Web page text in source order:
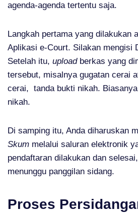
agenda-agenda tertentu saja.
Langkah pertama yang dilakukan
Aplikasi e-Court. Silakan mengisi
Setelah itu, uploadberkas yang
tersebut, misalnya gugatan cerai
cerai, tanda bukti nikah.
nikah.
Di samping itu, Anda diharuskan
Skum melalui saluran elektronik
pendaftaran dilakukan dan
menunggu panggilan sidang.
Proses